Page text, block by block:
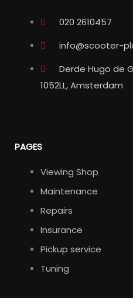
020 2610457
info@scooter-
Derde Hugo de
1052LL, Amsterdam
PAGES
Viewing Shop
Maintenance
Repairs
Insurance
Pickup service
Tuning